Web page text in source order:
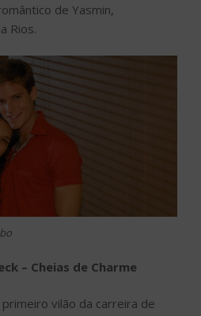
de Yasmin,
Rios.
– Cheias de Charme
vilão da carreira de